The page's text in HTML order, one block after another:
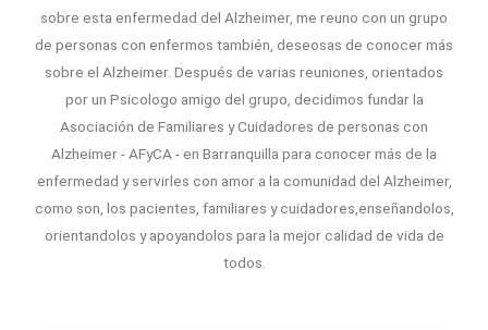
sobre esta enfermedad del Alzheimer, me reuno con un grupo
de personas con enfermos también, deseosas de conocer más
sobre el Alzheimer. Después de varias reuniones, orientados
por un Psicologo amigo del grupo, decidimos fundar la
Asociación de Familiares y Cuidadores de personas con
Alzheimer - AFyCA - en Barranquilla para conocer más de la
enfermedad y servirles con amor a la comunidad del Alzheimer,
como son, los pacientes, familiares y cuidadores,enseñandolos,
orientandolos y apoyandolos para la mejor calidad de vida de
todos.